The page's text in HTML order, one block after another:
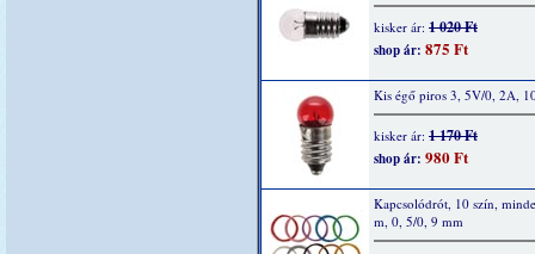
kisker ár: 1 020 Ft
shop ár: 875 Ft
Kis égő piros 3, 5V/0, 2A,
kisker ár: 1 170 Ft
shop ár: 980 Ft
Kapcsolódrót, 10 szín,
m, 0, 5/0, 9 mm